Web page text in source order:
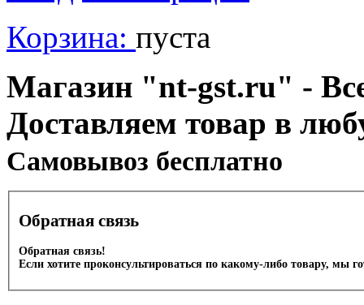
Корзина: пуста
Магазин "nt-gst.ru" -
Доставляем товар в
Cамовывоз бесплатно
Обратная связь
Обратная связь!
Если хотите проконсультироваться по какому-либо товару, мы